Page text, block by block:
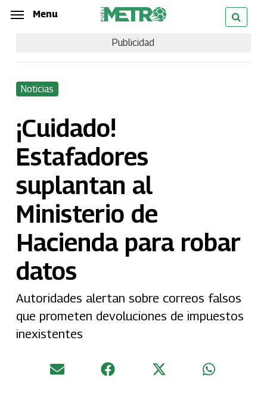
Skip
content
Menu
Publicidad
Noticias
¡Cuidado!
Estafadores
suplantan al
Ministerio de
Hacienda para robar
datos
Autoridades alertan sobre correos falsos
que prometen devoluciones de impuestos
inexistentes
Menu